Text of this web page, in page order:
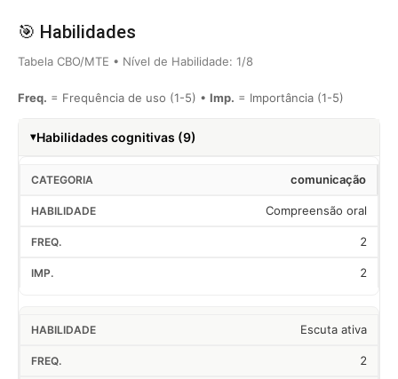
🎯 Habilidades
Tabela CBO/MTE • Nível de Habilidade: 1/8
Freq. = Frequência de uso (1-5) • Imp. = Importância (1-5)
Habilidades cognitivas (9)
comunicação
Compreensão oral
2
2
Escuta ativa
2